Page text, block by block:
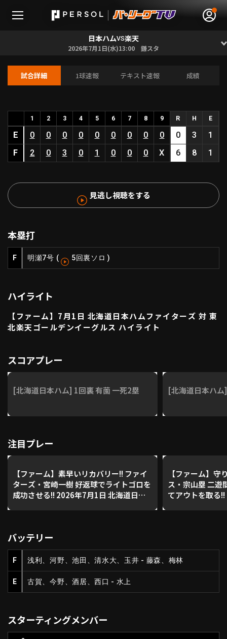
HOME
動画
ファーム東地区
ファーム中地区
交流戦
北海道日本ハムファイターズ
東北楽天ゴールデンイーグルス
千葉ロッテマリーンズ
オリックス・バファローズ
福岡ソフトバンクホークス
ニュース
設定
利用規約 プライバシーポリシー
よくある質問
特定商取引法の表示
動画を検索（選手・チーム・プレー内容…）
日本ハムVS楽天
2026年7月1日(水)13:00 鎌スタ
試合詳細 1球速報 テキスト速報 成績
1 2 3 4 5 6 7 8 9 R H E
E 0 0 0 0 0 0 0 0 0 0 3
1
F
2 0 3 0 1 0 0 0 X 6 8 1
見逃し視聴をする
本塁打
F 明瀬7号 ( 5回裏ソロ )
ハイライト
【ファーム】7月1日 北海道日本ハムファイターズ 対 東
北楽天ゴールデンイーグルス ハイライト
スコアプレー
[北海道日本ハム] 1回裏 有薗 一死2塁 [北海道日本ハ
注目プレー
【ファーム】素早いリカバリー!! ファイ
ターズ・宮崎一樹 好返球でライトゴロを
成功させる!! 2026年7月1日 北海道日本
【ファーム】守
ス・宗山塁 二遊
てアウトを取る
バッテリー
F 浅利、河野、池田、清水大、玉井 - 藤森、梅林
E 古賀、今野、酒居、西口 - 水上
スターティングメンバー